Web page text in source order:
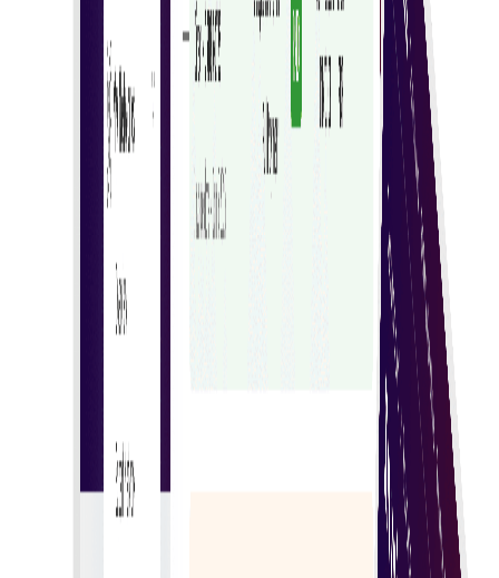
Automatizirano naplaćivanje
Automatizirajte naplatu za točno, pravovremeno i
učinkovito generiranje i dostavu računa.
Sigurne transakcije
Zaštitite podatke računa enkripcijom i
autentifikacijom kako biste spriječili neovlašteni
Praćenje u stvarnom vremenu
Pratite status računa u stvarnom vremenu radi